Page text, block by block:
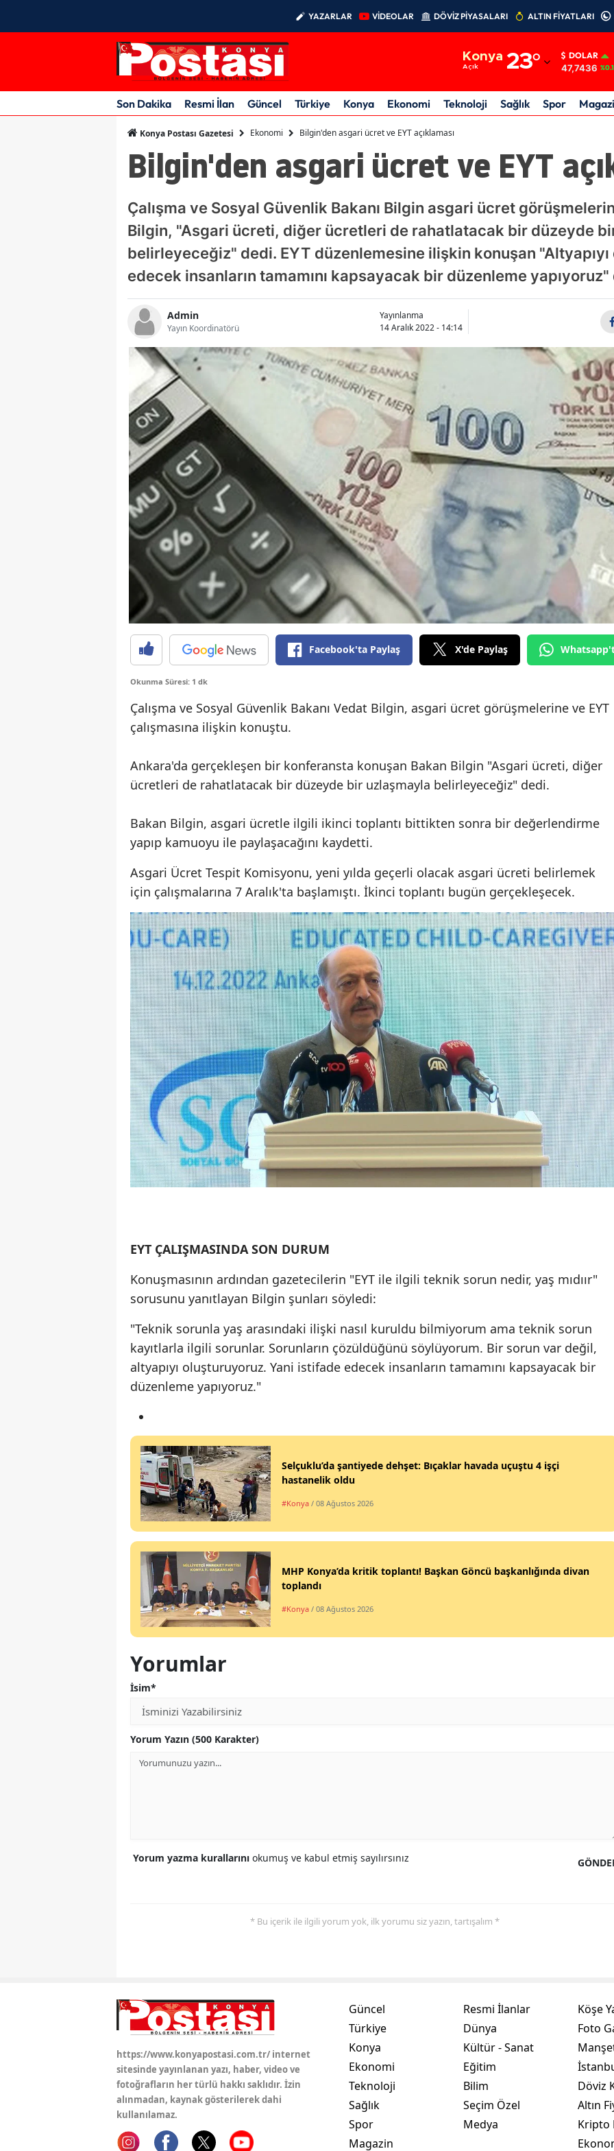
YAZARLAR VİDEOLAR DÖVİZ PİYASALARI ALTIN FİYATLARI
Konya
Açık 23°
Adıyaman
Afyonkarahisar
Amasya
Ankara
Antalya
Artvin
Bingöl
Bolu
Burdur
Bursa
Çankırı
Çorum
Denizli
Diyarbakır
Edirne
Elazığ
Erzurum
Gaziantep
Gümüşhane
Isparta
Mersin
İstanbul
İzmir
Kars
Kastamonu
Kayseri
Kırklareli
Kırşehir
Kocaeli
Manisa
Mardin
Muğla
Sakarya
Aksaray
Kırıkkale
Batman
Şırnak
Bartın
Ardahan
DOLAR
47,7436
Son Dakika Resmi İlan Güncel Türkiye Konya Ekonomi Teknoloji Sağlık Spor
Konya Postası Gazetesi Ekonomi Bilgin'den asgari ücret ve EYT açıklaması
Bilgin'den asgari ücret ve EYT
Çalışma ve Sosyal Güvenlik Bakanı Bilgin asgari ücret
Bilgin, "Asgari ücreti, diğer ücretleri de rahatlatacak bir düzeyde
belirleyeceğiz" dedi. EYT düzenlemesine ilişkin konuşan
edecek insanların tamamını kapsayacak bir düzenleme
Admin
Yayın Koordinatörü
Yayınlanma
14 Aralık 2022 - 14:14
Facebook'ta Paylaş X'de Paylaş
Okunma Süresi: 1 dk
Çalışma ve Sosyal Güvenlik Bakanı Vedat Bilgin, asgari ücret görüşmelerine ve EYT
çalışmasına ilişkin konuştu.
Ankara'da gerçekleşen bir konferansta konuşan Bakan Bilgin "Asgari ücreti, diğer
ücretleri de rahatlatacak bir düzeyde bir uzlaşmayla belirleyeceğiz" dedi.
Bakan Bilgin, asgari ücretle ilgili ikinci toplantı bittikten sonra bir değerlendirme
yapıp kamuoyu ile paylaşacağını kaydetti.
Asgari Ücret Tespit Komisyonu, yeni yılda geçerli olacak asgari ücreti belirlemek
için çalışmalarına 7 Aralık'ta başlamıştı. İkinci toplantı bugün gerçekleşecek.
EYT ÇALIŞMASINDA SON DURUM
Konuşmasının ardından gazetecilerin "EYT ile ilgili teknik sorun nedir, yaş mıdıır"
sorusunu yanıtlayan Bilgin şunları söyledi:
"Teknik sorunla yaş arasındaki ilişki nasıl kuruldu bilmiyorum ama teknik sorun
kayıtlarla ilgili sorunlar. Sorunların çözüldüğünü söylüyorum. Bir sorun var değil,
altyapıyı oluşturuyoruz. Yani istifade edecek insanların tamamını kapsayacak bir
düzenleme yapıyoruz."
Selçuklu’da şantiyede dehşet: Bıçaklar havada uçuştu 4 işçi
hastanelik oldu
#Konya / 08 Ağustos 2026
MHP Konya’da kritik toplantı! Başkan Göncü başkanlığında divan
toplandı
#Konya / 08 Ağustos 2026
Yorumlar
İsim*
Yorum Yazın (500 Karakter)
Yorum yazma kurallarını okumuş ve kabul etmiş sayılırsınız
* Bu içerik ile ilgili yorum yok, ilk yorumu siz yazın, tartışalım *
https://www.konyapostasi.com.tr/ internet
sitesinde yayınlanan yazı, haber, video ve
fotoğrafların her türlü hakkı saklıdır. İzin
alınmadan, kaynak gösterilerek dahi
kullanılamaz.
Güncel
Türkiye
Konya
Ekonomi
Teknoloji
Sağlık
Spor
Magazin
Resmi İlanlar
Dünya
Kültür - Sanat
Eğitim
Bilim
Seçim Özel
Medya
Köşe
Foto
Döviz
Altın
Kripto